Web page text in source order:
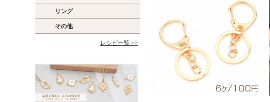
リング
その他
レシピ一覧 >>